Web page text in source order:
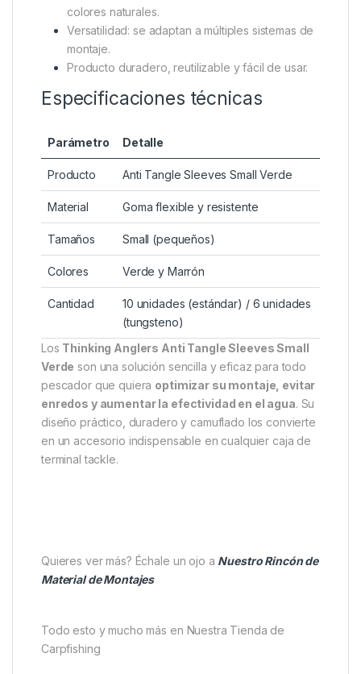
colores naturales.
Versatilidad: se adaptan a múltiples sistemas de
montaje.
Producto duradero, reutilizable y fácil de usar.
Especificaciones técnicas
Parámetro Detalle
Producto Anti Tangle Sleeves Small Verde
Material Goma flexible y resistente
Tamaños Small (pequeños)
Colores Verde y Marrón
Cantidad
10 unidades (estándar) / 6 unidades
(tungsteno)
Los Thinking Anglers Anti Tangle Sleeves Small
Verde son una solución sencilla y eficaz para todo
pescador que quiera optimizar su montaje, evitar
enredos y aumentar la efectividad en el agua. Su
diseño práctico, duradero y camuflado los convierte
en un accesorio indispensable en cualquier caja de
terminal tackle.
Quieres ver más? Échale un ojo a Nuestro Rincón de
Material de Montajes
Todo esto y mucho más en Nuestra Tienda de
Carpfishing